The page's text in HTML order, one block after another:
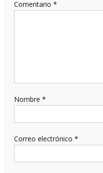
Comentario *
Nombre *
Correo electrónico *